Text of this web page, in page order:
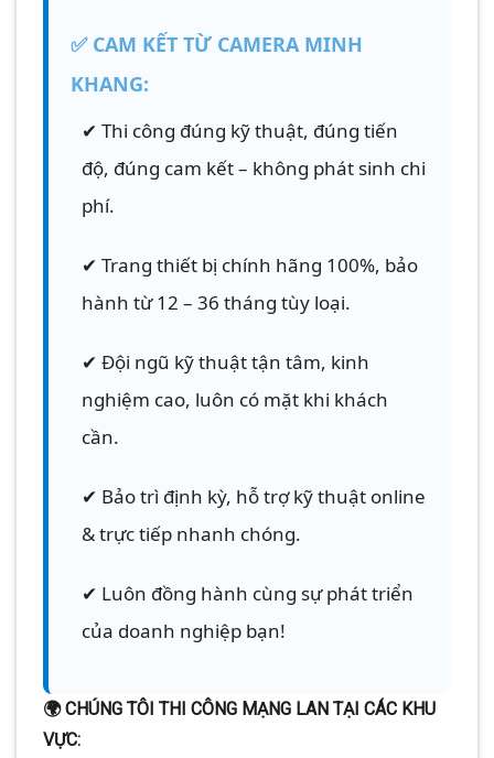
✅ CAM KẾT TỪ CAMERA MINH
KHANG:
✔ Thi công đúng kỹ thuật, đúng tiến
độ, đúng cam kết – không phát sinh chi
phí.
✔ Trang thiết bị chính hãng 100%, bảo
hành từ 12 – 36 tháng tùy loại.
✔ Đội ngũ kỹ thuật tận tâm, kinh
nghiệm cao, luôn có mặt khi khách
cần.
✔ Bảo trì định kỳ, hỗ trợ kỹ thuật online
& trực tiếp nhanh chóng.
✔ Luôn đồng hành cùng sự phát triển
của doanh nghiệp bạn!
🌍 CHÚNG TÔI THI CÔNG MẠNG LAN TẠI CÁC KHU
VỰC: